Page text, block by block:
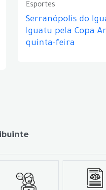
Esportes
Serranópolis do
Iguatu pela Copa
quinta-feira